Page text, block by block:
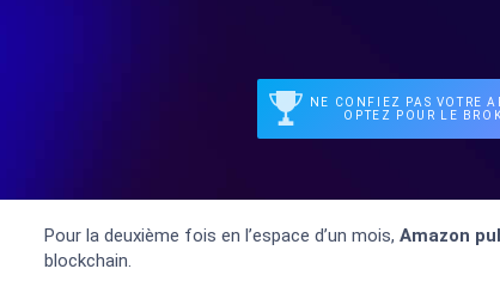
NE CONFIEZ PAS VOTRE
OPTEZ POUR LE
Pour la deuxième fois en l’espace d’un mois, Amazon
blockchain.